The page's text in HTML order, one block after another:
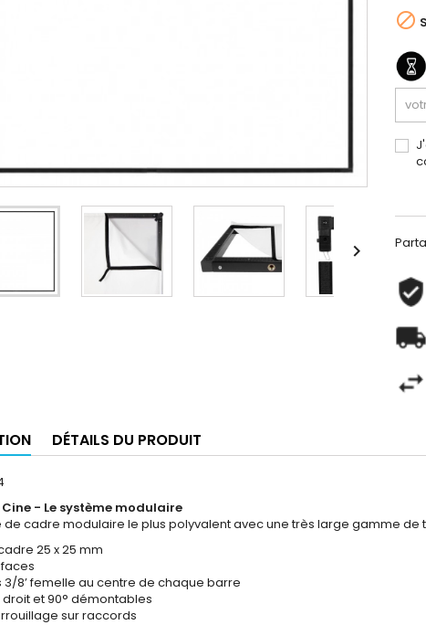


DÉTAILS DU PRODUIT
- Le système modulaire
de cadre modulaire le plus polyvalent avec une très large gamme
25 x 25 mm
faces
3/8’ femelle au centre de chaque barre
droit et 90° démontables
sur raccords